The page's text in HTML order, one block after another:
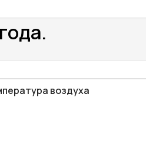
воздуха